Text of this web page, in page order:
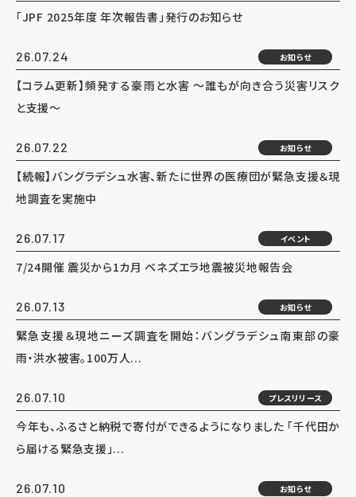
「JPF 2025年度 年次報告書」発行のお知らせ
26.07.24 お知らせ
【コラム更新】頻発する豪雨と水害 ～誰もが向き合う災害リスク
と支援～
26.07.22 お知らせ
【続報】バングラデシュ水害、新たに世界の医療団が緊急支援＆現
地調査を実施中
26.07.17 イベント
7/24開催 震災から1カ月 ベネズエラ地震被災地報告会
26.07.13 お知らせ
緊急支援＆現地ニーズ調査を開始：バングラデシュ南東部の豪
雨・洪水被害。100万人...
26.07.10 プレスリリース
今年も、ふるさと納税で寄付ができるようになりました 「千代田か
ら届ける緊急支援」...
26.07.10 お知らせ